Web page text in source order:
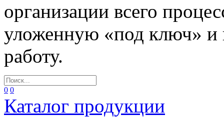
организации всего
уложенную «под ключ» и
работу.
0 0
Каталог продукции